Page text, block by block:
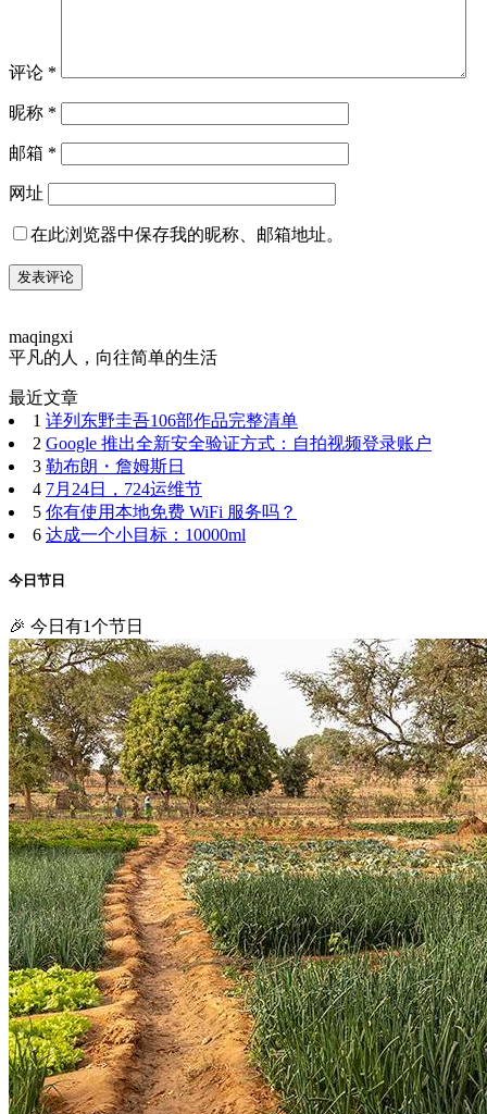
评论 *
昵称 *
邮箱 *
网址
在此浏览器中保存我的昵称、邮箱地址。
maqingxi
平凡的人，向往简单的生活
最近文章
1 详列东野圭吾106部作品完整清单
2 Google 推出全新安全验证方式：自拍视频登录账户
3 勒布朗・詹姆斯日
4 7月24日，724运维节
5 你有使用本地免费 WiFi 服务吗？
6 达成一个小目标：10000ml
今日节日
🎉 今日有1个节日